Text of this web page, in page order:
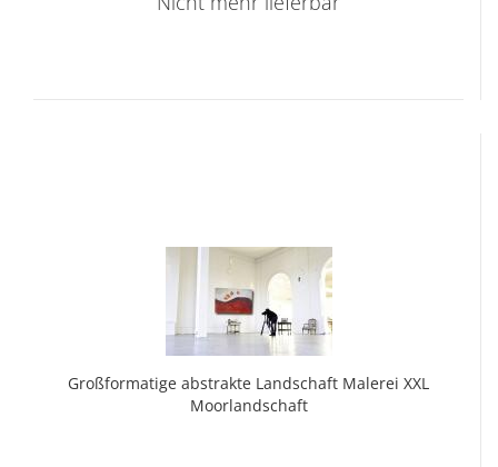
Groß­for­ma­ti­ge abs­trak­te Land­schaft Ma­le­rei XXL
Moor­land­schaft